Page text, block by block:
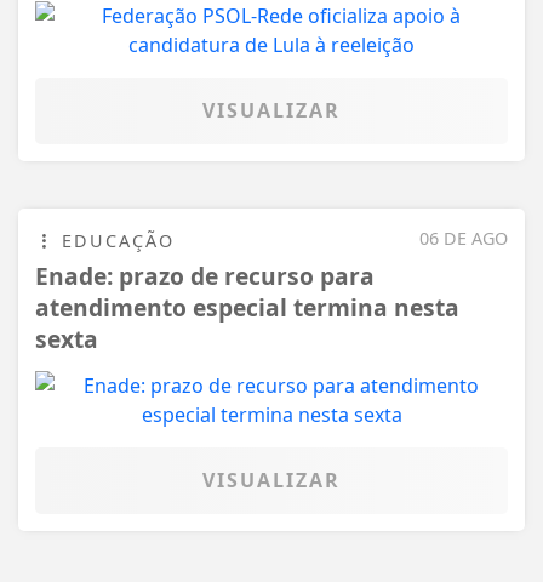
VISUALIZAR
06 DE AGO
EDUCAÇÃO
Enade: prazo de recurso para
atendimento especial termina nesta
sexta
VISUALIZAR